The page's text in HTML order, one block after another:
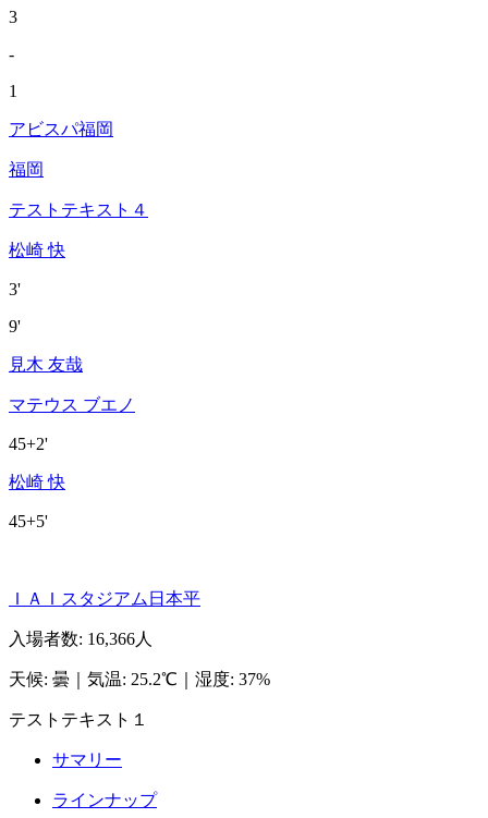
3
-
1
アビスパ福岡
福岡
テストテキスト４
松崎 快
3'
9'
見木 友哉
マテウス ブエノ
45+2'
松崎 快
45+5'
ＩＡＩスタジアム日本平
入場者数: 16,366人
天候: 曇 気温: 25.2℃ 湿度: 37%
テストテキスト１
サマリー
ラインナップ